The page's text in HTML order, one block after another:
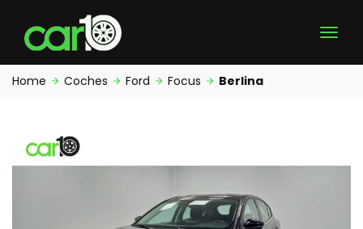
Home Coches Ford Focus Berlina